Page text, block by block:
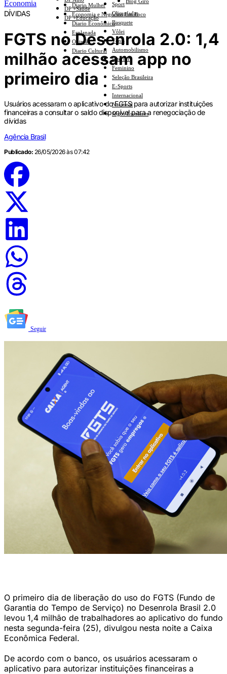
Sport
Olimpíadas
Basquete
Vôlei
Tênis
Automobilismo
Interior
Feminino
Seleção Brasileira
E-Sports
Internacional
Nacional
Jogos Escolares
DP +Saúde
DP +Educação
Diario Mulher
Economia e Negócios Em Foco
Diario Econômico
Esplanada
Opinião
Diario Cultural
Economia
DÍVIDAS
FGTS no Desenrola 2.0: 1,4
milhão acessam app no
primeiro dia
Usuários acessaram o aplicativo do FGTS para autorizar instituições
financeiras a consultar o saldo disponível para a renegociação de
dívidas
Agência Brasil
Publicado: 26/05/2026 às 07:42
Seguir
O primeiro dia de liberação do uso do FGTS (Fundo de
Garantia do Tempo de Serviço) no Desenrola Brasil 2.0
levou 1,4 milhão de trabalhadores ao aplicativo do fundo
nesta segunda-feira (25), divulgou nesta noite a Caixa
Econômica Federal.
De acordo com o banco, os usuários acessaram o
aplicativo para autorizar instituições financeiras a